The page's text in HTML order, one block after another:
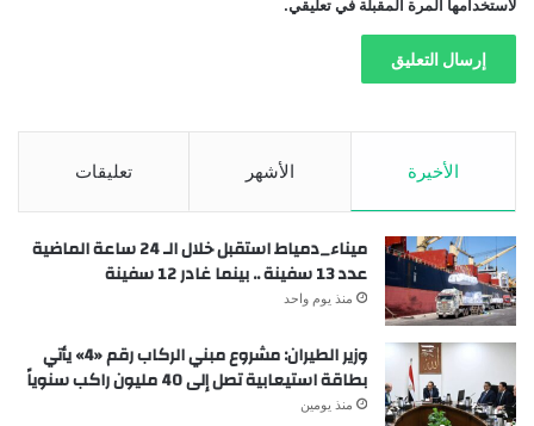
لاستخدامها المرة المقبلة في تعليقي.
الأخيرة الأشهر تعليقات
ميناء_دمياط استقبل خلال الـ 24 ساعة الماضية
عدد 13 سفينة .. بينما غادر 12 سفينة
منذ يوم واحد
وزير الطيران: مشروع مبني الركاب رقم «4» يأتي
بطاقة استيعابية تصل إلى 40 مليون راكب سنوياً
منذ يومين